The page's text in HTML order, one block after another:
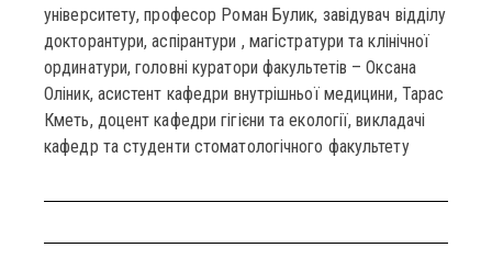
університету, професор Роман Булик, завідувач відділу
докторантури, аспірантури , магістратури та клінічної
ординатури, головні куратори факультетів – Оксана
Оліник, асистент кафедри внутрішньої медицини, Тарас
Кметь, доцент кафедри гігієни та екології, викладачі
кафедр та студенти стоматологічного факультету